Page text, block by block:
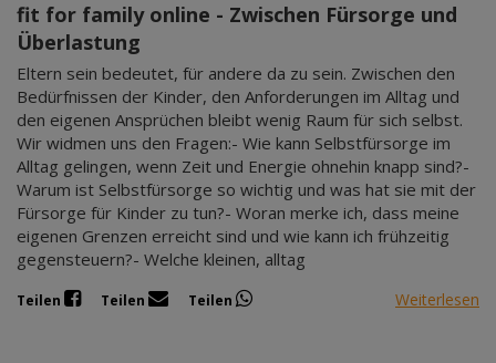
fit for family online - Zwischen Fürsorge und
Überlastung
Eltern sein bedeutet, für andere da zu sein. Zwischen den
Bedürfnissen der Kinder, den Anforderungen im Alltag und
den eigenen Ansprüchen bleibt wenig Raum für sich selbst.
Wir widmen uns den Fragen:- Wie kann Selbstfürsorge im
Alltag gelingen, wenn Zeit und Energie ohnehin knapp sind?-
Warum ist Selbstfürsorge so wichtig und was hat sie mit der
Fürsorge für Kinder zu tun?- Woran merke ich, dass meine
eigenen Grenzen erreicht sind und wie kann ich frühzeitig
gegensteuern?- Welche kleinen, alltag
Teilen Teilen Teilen Weiterlesen